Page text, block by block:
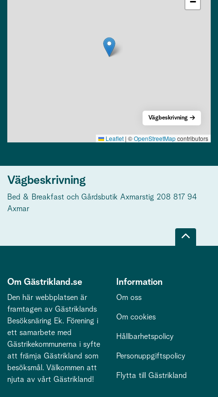
Leaflet | ©OpenStreetMapcontributors
Vägbeskrivning
Vägbeskrivning
Bed & Breakfast och Gårdsbutik Axmarstig 208 817 94
Axmar
Om Gästrikland.se
Den här webbplatsen är
framtagen av Gästriklands
Besöksnäring Ek. Förening i
ett samarbete med
Gästrikekommunerna i syfte
att främja Gästrikland som
besöksmål. Välkommen att
njuta av vårt Gästrikland!
Information
Om oss
Om cookies
Hållbarhetspolicy
Personuppgiftspolicy
Flytta till Gästrikland